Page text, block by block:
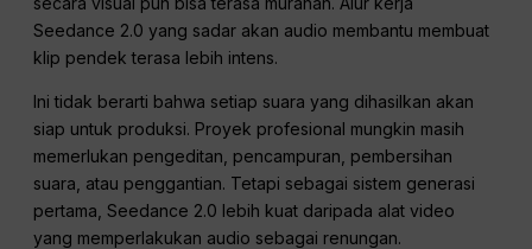
Seedance 2.0 yang sadar akan audio membantu membuat
klip pendek terasa lebih intens.
Ini tidak berarti bahwa setiap suara yang dihasilkan akan
siap untuk produksi. Proyek profesional mungkin masih
memerlukan pengeditan, pencampuran, pembersihan
suara, atau penggantian. Tetapi sebagai sistem generasi
pertama, Seedance 2.0 lebih kuat daripada alat video
yang memperlakukan audio sebagai renungan.